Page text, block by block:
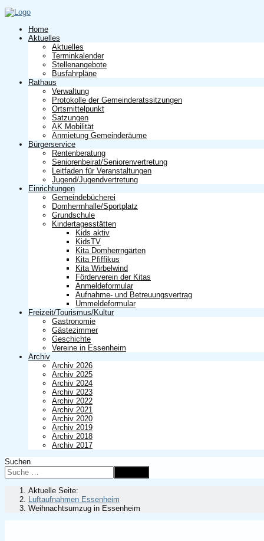
Home
Aktuelles
Aktuelles
Terminkalender
Stellenangebote
Busfahrpläne
Rathaus
Verwaltung
Protokolle der Gemeinderatssitzungen
Ortsmittelpunkt
Satzungen
AK Mobilität
Anmietung Gemeinderäume
Bürgerservice
Rentenberatung
Seniorenbeirat/Seniorenvertretung
Leitfaden für Veranstaltungen
Jugend/Jugendvertretung
Einrichtungen
Gemeindebücherei
Domherrnhalle/Sportplatz
Grundschule
Kindertagesstätten
Kids aktiv
KidsTV
Kita Domherrngärten
Kita Pfiffikus
Kita Wirbelwind
Förderverein der Kitas
Anmeldeformular
Aufnahme- und Betreuungsvertrag
Ummeldeformular
Freizeit/Tourismus/Kultur
Gastronomie
Gästezimmer
Geschichte
Vereine in Essenheim
Archiv
Archiv 2026
Archiv 2025
Archiv 2024
Archiv 2023
Archiv 2022
Archiv 2021
Archiv 2020
Archiv 2019
Archiv 2018
Archiv 2017
Suchen
Aktuelle Seite:
Luftaufnahmen Essenheim
Weihnachtsumzug in Essenheim